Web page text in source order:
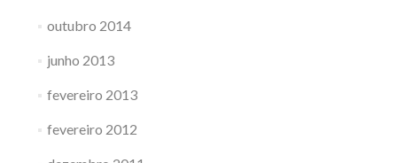
outubro 2014
junho 2013
fevereiro 2013
fevereiro 2012